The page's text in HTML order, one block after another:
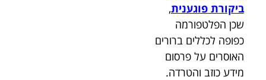
ביקורת פוגענית,
שכן הפלטפורמה
כפופה לכללים ברורים
האוסרים על פרסום
מידע כוזב והטרדה.